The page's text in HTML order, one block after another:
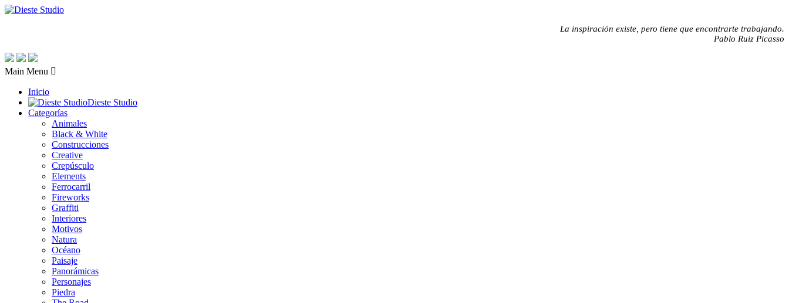
La inspiración existe, pero tiene que encontrarte trabajando.
Pablo Ruiz Picasso
Main Menu
Inicio
Dieste Studio
Categorías
Animales
Black & White
Construcciones
Creative
Crepúsculo
Elements
Ferrocarril
Fireworks
Graffiti
Interiores
Motivos
Natura
Océano
Paisaje
Panorámicas
Personajes
Piedra